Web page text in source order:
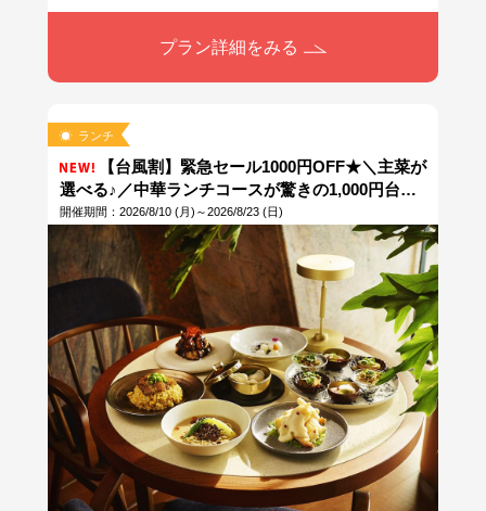
プラン詳細をみる
ランチ
【台風割】緊急セール1000円OFF★＼主菜が
選べる♪／中華ランチコースが驚きの1,000円台で
楽しめるチャンス！オーシャンビューの開放的な
空間でお得にランチを楽しもう♪ ※当日14時まで
予約OK
開催期間：2026/8/10 (月)～2026/8/23 (日)